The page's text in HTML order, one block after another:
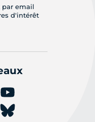
par email
d'intérêt